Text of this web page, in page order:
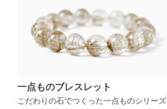
一点ものブレスレット
こだわりの石でつくった一点ものシリーズ